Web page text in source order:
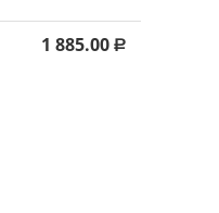
1 885.00 Р